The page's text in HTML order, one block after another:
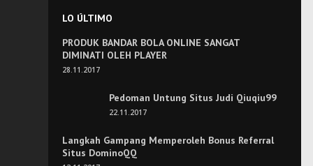
LO ÚLTIMO
PRODUK BANDAR BOLA ONLINE SANGAT
DIMINATI OLEH PLAYER
28.11.2017
Pedoman Untung Situs Judi Qiuqiu99
22.11.2017
Langkah Gampang Memperoleh Bonus Referral
Situs DominoQQ